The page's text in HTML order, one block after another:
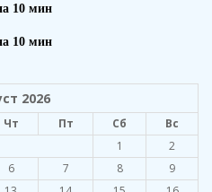
10 мин
10 мин
2026
Чт Пт Сб
Вс
1
2
6 7 8
9